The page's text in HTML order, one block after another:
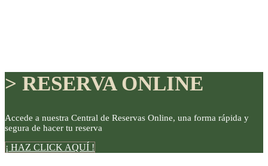
DISFRUTE
> RESERVA ONLINE
Accede a nuestra Central de Reservas Online, una forma rápida y
segura de hacer tu reserva
¡ HAZ CLICK AQUÍ !